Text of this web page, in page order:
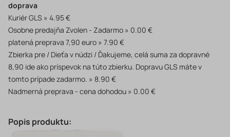
doprava
Kuriér GLS
4.95 €
Osobne predajňa Zvolen - Zadarmo
0.00 €
platená preprava 7,90 euro
7.90 €
Zbierka pre / Dieťa v núdzi / Ďakujeme, celá suma za dopravné
8,90 ide ako príspevok na túto zbierku. Dopravu GLS máte v
tomto prípade zadarmo.
8.90 €
Nadmerná preprava - cena dohodou
0.00 €
Popis produktu: